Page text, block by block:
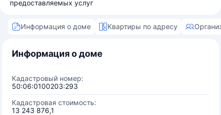
предоставляемых услуг
Информация о доме Квартиры по адресу
Информация о доме
Кадастровый номер:
50:06:0100203:293
Кадастровая стоимость:
13 243 876,1